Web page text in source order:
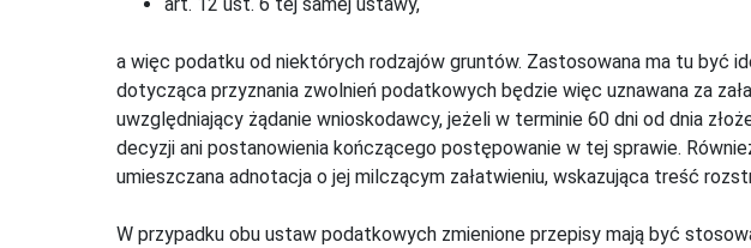
a więc podatku od niektórych rodzajów gruntów. Zastosowana ma tu być
dotycząca przyznania zwolnień podatkowych będzie więc uznawana za
uwzględniający żądanie wnioskodawcy, jeżeli w terminie 60 dni od dnia
decyzji ani postanowienia kończącego postępowanie w tej sprawie.
umieszczana adnotacja o jej milczącym załatwieniu, wskazująca treść
W przypadku obu ustaw podatkowych zmienione przepisy mają być